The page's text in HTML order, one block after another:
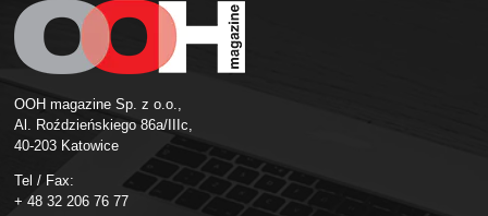
OOH magazine Sp. z o.o.,
Al. Roździeńskiego 86a/IIIc,
40-203 Katowice
Tel / Fax:
+ 48 32 206 76 77